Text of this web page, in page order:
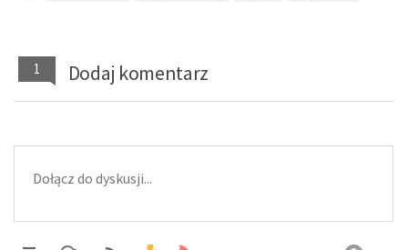
1 Dodaj komentarz